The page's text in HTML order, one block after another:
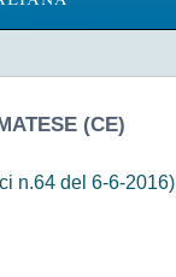
(CE)
n.64 del 6-6-2016)